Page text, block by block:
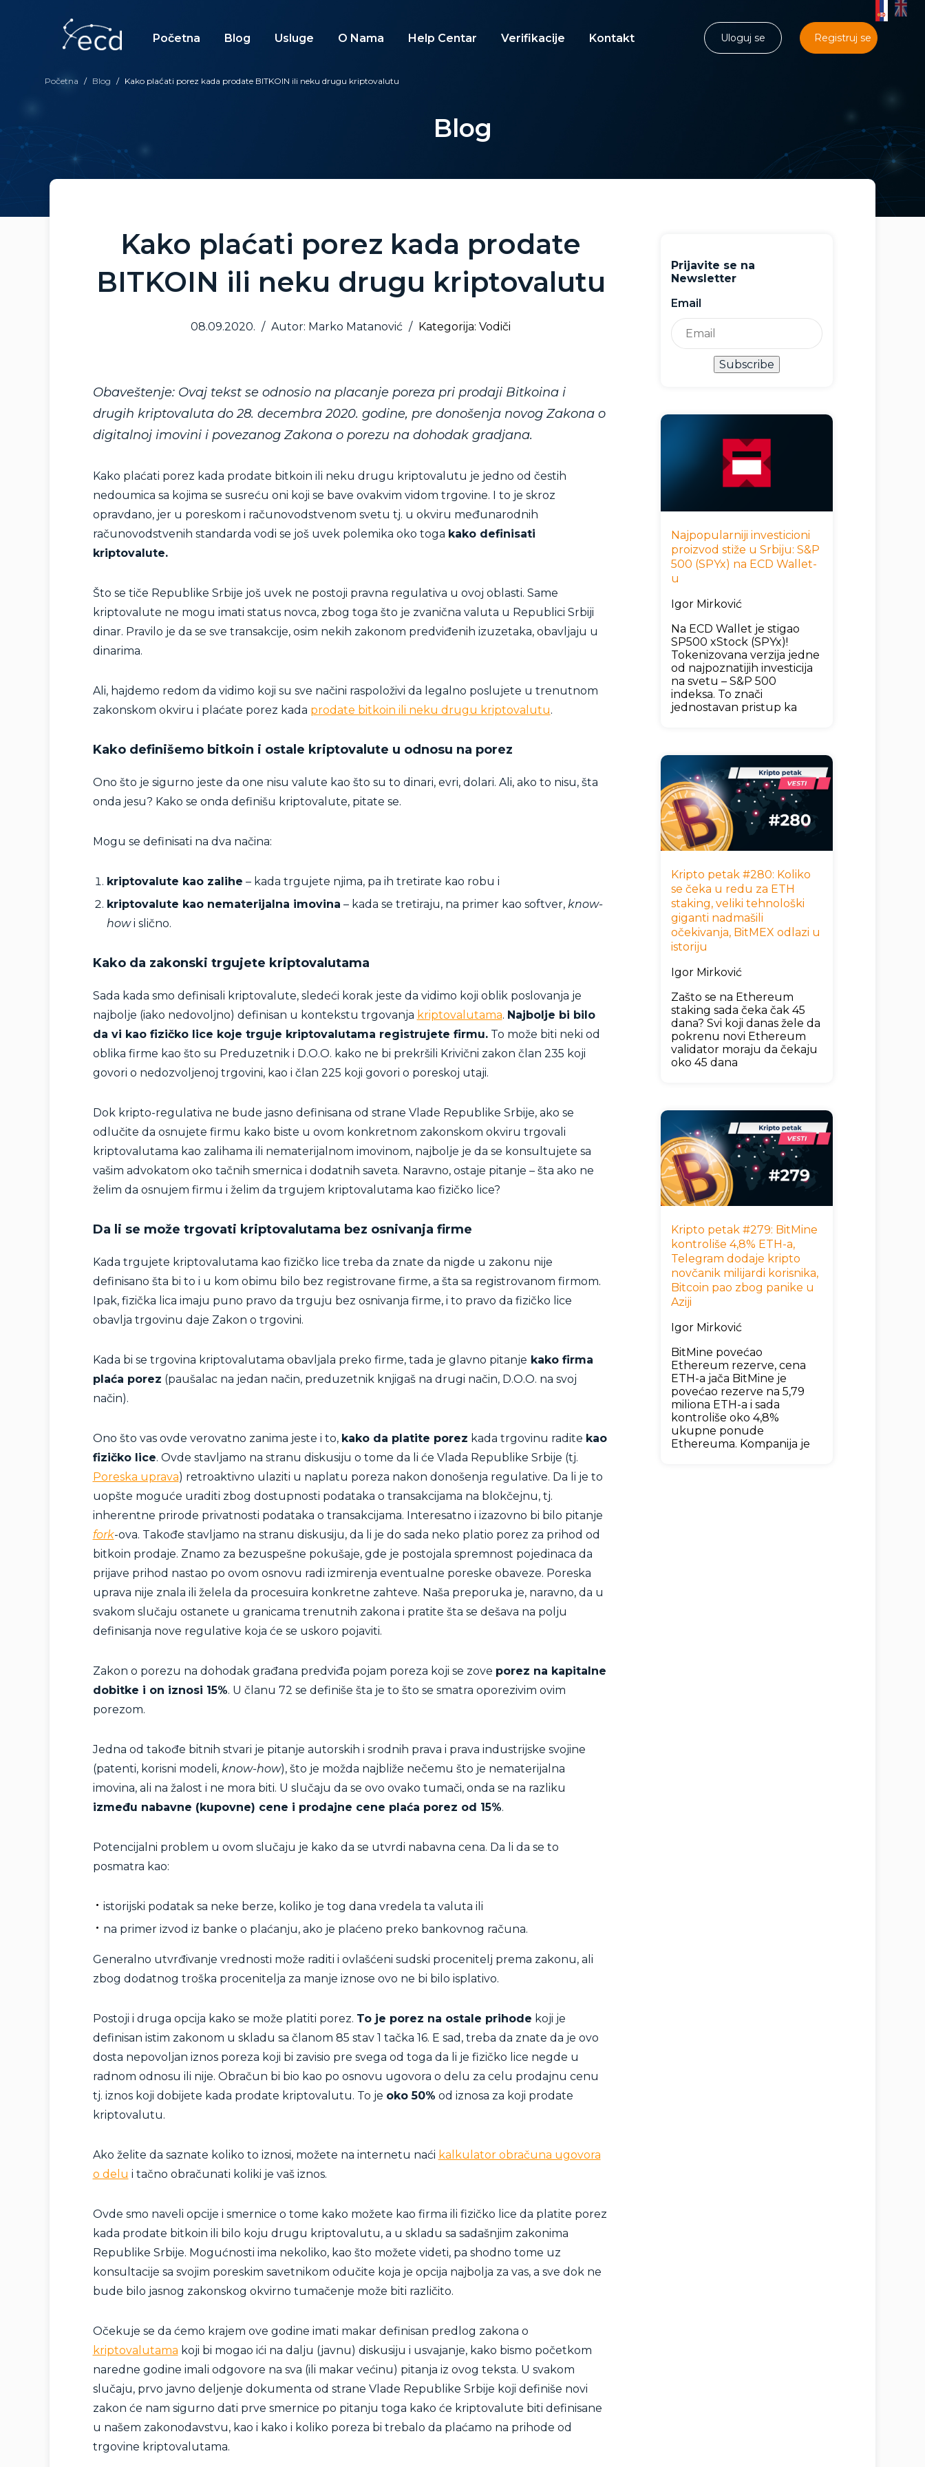
Početna Blog Usluge O Nama Help Centar Verifikacije Kontakt Uloguj se Registruj se
Početna / Blog / Kako plaćati porez kada prodate BITKOIN ili neku drugu kriptovalutu
Blog
Kako plaćati porez kada prodate
BITKOIN ili neku drugu kriptovalutu
08.09.2020. / Autor: Marko Matanović / Kategorija: Vodiči
Obaveštenje: Ovaj tekst se odnosio na placanje poreza pri prodaji Bitkoina i
drugih kriptovaluta do 28. decembra 2020. godine, pre donošenja novog Zakona o
digitalnoj imovini i povezanog Zakona o porezu na dohodak gradjana.
Kako plaćati porez kada prodate bitkoin ili neku drugu kriptovalutu je jedno od čestih
nedoumica sa kojima se susreću oni koji se bave ovakvim vidom trgovine. I to je skroz
opravdano, jer u poreskom i računovodstvenom svetu tj. u okviru međunarodnih
računovodstvenih standarda vodi se još uvek polemika oko toga kako definisati
kriptovalute.
Što se tiče Republike Srbije još uvek ne postoji pravna regulativa u ovoj oblasti. Same
kriptovalute ne mogu imati status novca, zbog toga što je zvanična valuta u Republici Srbiji
dinar. Pravilo je da se sve transakcije, osim nekih zakonom predviđenih izuzetaka, obavljaju u
dinarima.
Ali, hajdemo redom da vidimo koji su sve načini raspoloživi da legalno poslujete u trenutnom
zakonskom okviru i plaćate porez kada prodate bitkoin ili neku drugu kriptovalutu.
Kako definišemo bitkoin i ostale kriptovalute u odnosu na porez
Ono što je sigurno jeste da one nisu valute kao što su to dinari, evri, dolari. Ali, ako to nisu, šta
onda jesu? Kako se onda definišu kriptovalute, pitate se.
Mogu se definisati na dva načina:
kriptovalute kao zalihe – kada trgujete njima, pa ih tretirate kao robu i
kriptovalute kao nematerijalna imovina – kada se tretiraju, na primer kao softver, know-
howi slično.
Kako da zakonski trgujete kriptovalutama
Sada kada smo definisali kriptovalute, sledeći korak jeste da vidimo koji oblik poslovanja je
najbolje (iako nedovoljno) definisan u kontekstu trgovanja kriptovalutama. Najbolje bi bilo
da vi kao fizičko lice koje trguje kriptovalutama registrujete firmu.To može biti neki od
oblika firme kao što su Preduzetnik i D.O.O. kako ne bi prekršili Krivični zakon član 235 koji
govori o nedozvoljenoj trgovini, kao i član 225 koji govori o poreskoj utaji.
Dok kripto-regulativa ne bude jasno definisana od strane Vlade Republike Srbije, ako se
odlučite da osnujete firmu kako biste u ovom konkretnom zakonskom okviru trgovali
kriptovalutama kao zalihama ili nematerijalnom imovinom, najbolje je da se konsultujete sa
vašim advokatom oko tačnih smernica i dodatnih saveta. Naravno, ostaje pitanje – šta ako ne
želim da osnujem firmu i želim da trgujem kriptovalutama kao fizičko lice?
Da li se može trgovati kriptovalutama bez osnivanja firme
Kada trgujete kriptovalutama kao fizičko lice treba da znate da nigde u zakonu nije
definisano šta bi to i u kom obimu bilo bez registrovane firme, a šta sa registrovanom firmom.
Ipak, fizička lica imaju puno pravo da trguju bez osnivanja firme, i to pravo da fizičko lice
obavlja trgovinu daje Zakon o trgovini.
Kada bi se trgovina kriptovalutama obavljala preko firme, tada je glavno pitanje kako firma
plaća porez (paušalac na jedan način, preduzetnik knjigaš na drugi način, D.O.O. na svoj
način).
Ono što vas ovde verovatno zanima jeste i to, kako da platite porez kada trgovinu radite kao
fizičko lice. Ovde stavljamo na stranu diskusiju o tome da li će Vlada Republike Srbije (tj.
Poreska uprava) retroaktivno ulaziti u naplatu poreza nakon donošenja regulative. Da li je to
uopšte moguće uraditi zbog dostupnosti podataka o transakcijama na blokčejnu, tj.
inherentne prirode privatnosti podataka o transakcijama. Interesatno i izazovno bi bilo pitanje
fork-ova. Takođe stavljamo na stranu diskusiju, da li je do sada neko platio porez za prihod od
bitkoin prodaje. Znamo za bezuspešne pokušaje, gde je postojala spremnost pojedinaca da
prijave prihod nastao po ovom osnovu radi izmirenja eventualne poreske obaveze. Poreska
uprava nije znala ili želela da procesuira konkretne zahteve. Naša preporuka je, naravno, da u
svakom slučaju ostanete u granicama trenutnih zakona i pratite šta se dešava na polju
definisanja nove regulative koja će se uskoro pojaviti.
Zakon o porezu na dohodak građana predviđa pojam poreza koji se zove porez na kapitalne
dobitke i on iznosi 15%. U članu 72 se definiše šta je to što se smatra oporezivim ovim
porezom.
Jedna od takođe bitnih stvari je pitanje autorskih i srodnih prava i prava industrijske svojine
(patenti, korisni modeli, know-how), što je možda najbliže nečemu što je nematerijalna
imovina, ali na žalost i ne mora biti. U slučaju da se ovo ovako tumači, onda se na razliku
između nabavne (kupovne) cene i prodajne cene plaća porez od 15%.
Potencijalni problem u ovom slučaju je kako da se utvrdi nabavna cena. Da li da se to
posmatra kao:
istorijski podatak sa neke berze, koliko je tog dana vredela ta valuta ili
na primer izvod iz banke o plaćanju, ako je plaćeno preko bankovnog računa.
Generalno utvrđivanje vrednosti može raditi i ovlašćeni sudski procenitelj prema zakonu, ali
zbog dodatnog troška procenitelja za manje iznose ovo ne bi bilo isplativo.
Postoji i druga opcija kako se može platiti porez. To je porez na ostale prihode koji je
definisan istim zakonom u skladu sa članom 85 stav 1 tačka 16. E sad, treba da znate da je ovo
dosta nepovoljan iznos poreza koji bi zavisio pre svega od toga da li je fizičko lice negde u
radnom odnosu ili nije. Obračun bi bio kao po osnovu ugovora o delu za celu prodajnu cenu
tj. iznos koji dobijete kada prodate kriptovalutu. To je oko 50% od iznosa za koji prodate
kriptovalutu.
Ako želite da saznate koliko to iznosi, možete na internetu naći kalkulator obračuna ugovora
o delu i tačno obračunati koliki je vaš iznos.
Ovde smo naveli opcije i smernice o tome kako možete kao firma ili fizičko lice da platite porez
kada prodate bitkoin ili bilo koju drugu kriptovalutu, a u skladu sa sadašnjim zakonima
Republike Srbije. Mogućnosti ima nekoliko, kao što možete videti, pa shodno tome uz
konsultacije sa svojim poreskim savetnikom odučite koja je opcija najbolja za vas, a sve dok ne
bude bilo jasnog zakonskog okvirno tumačenje može biti različito.
Očekuje se da ćemo krajem ove godine imati makar definisan predlog zakona o
kriptovalutama koji bi mogao ići na dalju (javnu) diskusiju i usvajanje, kako bismo početkom
naredne godine imali odgovore na sva (ili makar većinu) pitanja iz ovog teksta. U svakom
slučaju, prvo javno deljenje dokumenta od strane Vlade Republike Srbije koji definiše novi
zakon će nam sigurno dati prve smernice po pitanju toga kako će kriptovalute biti definisane
u našem zakonodavstvu, kao i kako i koliko poreza bi trebalo da plaćamo na prihode od
trgovine kriptovalutama.
Prijavite se na
Newsletter
Email
Subscribe
Najpopularniji investicioni
proizvod stiže u Srbiju: S&P
500 (SPYx) na ECD Wallet-
u
Igor Mirković
Na ECD Wallet je stigao
SP500 xStock (SPYx)!
Tokenizovana verzija jedne
od najpoznatijih investicija
na svetu – S&P 500
indeksa. To znači
jednostavan pristup ka
Kripto petak #280: Koliko
se čeka u redu za ETH
staking, veliki tehnološki
giganti nadmašili
očekivanja, BitMEX odlazi u
istoriju
Igor Mirković
Zašto se na Ethereum
staking sada čeka čak 45
dana? Svi koji danas žele da
pokrenu novi Ethereum
validator moraju da čekaju
oko 45 dana
Kripto petak #279: BitMine
kontroliše 4,8% ETH-a,
Telegram dodaje kripto
novčanik milijardi korisnika,
Bitcoin pao zbog panike u
Aziji
Igor Mirković
BitMine povećao
Ethereum rezerve, cena
ETH-a jača BitMine je
povećao rezerve na 5,79
miliona ETH-a i sada
kontroliše oko 4,8%
ukupne ponude
Ethereuma. Kompanija je